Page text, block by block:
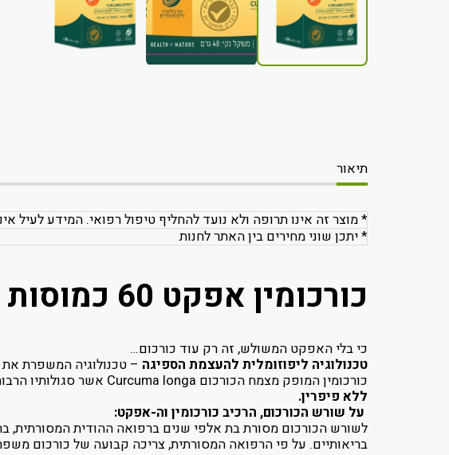
תיאור
* מוצר זה אינו תרופה ולא נועד להחליף טיפול רפואי. המידע לעיל
* יתכן שוני מחירים בין האתר לחנות
כורכומין אפקט 60 כמוסות | CURCUMIN EFFECT
כי בלי האפקט המשולש, זה רק עוד כורכום…
טכנולוגיה ליפוזומלית להעצמת הספיגה – טכנולוגיה המשפרת את
כורכומין המופק מצמח הכורכום Curcuma longa אשר סגולותיו הרבות ידועות זה אלפי שנים ברפואות המסורתיות השונות.
ללא פיפרין.
על שורש הכורכום, הרכיב כורכומין וה-אפקט:
לשורש הכורכום מסורת בת אלפי שנים ברפואה ההודית
בריאותיים. על פי הרפואה המסורתית, צריכה קבועה של כורכום